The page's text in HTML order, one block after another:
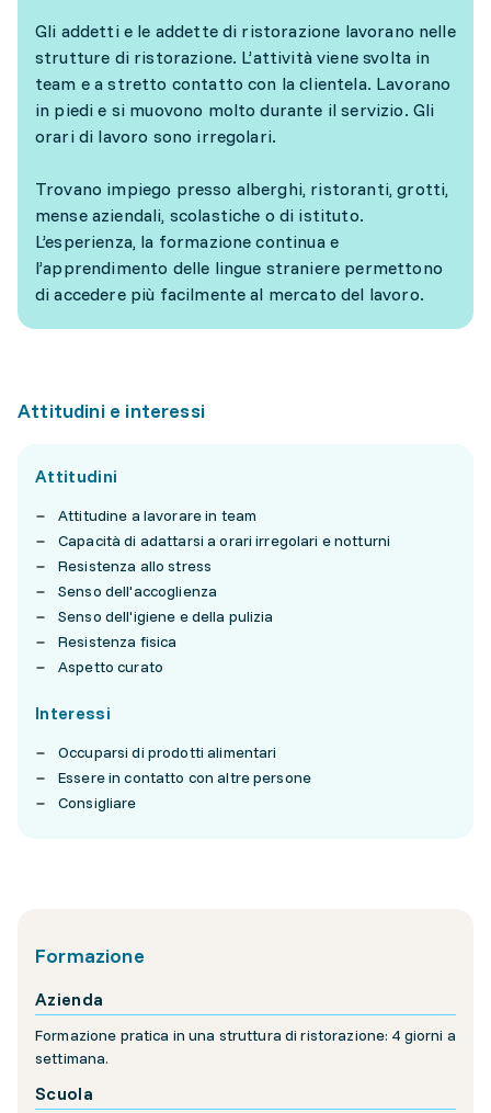
Gli addetti e le addette di ristorazione lavorano nelle
strutture di ristorazione. L’attività viene svolta in
team e a stretto contatto con la clientela. Lavorano
in piedi e si muovono molto durante il servizio. Gli
orari di lavoro sono irregolari.
Trovano impiego presso alberghi, ristoranti, grotti,
mense aziendali, scolastiche o di istituto.
L’esperienza, la formazione continua e
l’apprendimento delle lingue straniere permettono
di accedere più facilmente al mercato del lavoro.
Attitudini e interessi
Attitudini
Attitudine a lavorare in team
Capacità di adattarsi a orari irregolari e notturni
Resistenza allo stress
Senso dell'accoglienza
Senso dell'igiene e della pulizia
Resistenza fisica
Aspetto curato
Interessi
Occuparsi di prodotti alimentari
Essere in contatto con altre persone
Consigliare
Formazione
Azienda
Formazione pratica in una struttura di ristorazione: 4 giorni a
settimana.
Scuola